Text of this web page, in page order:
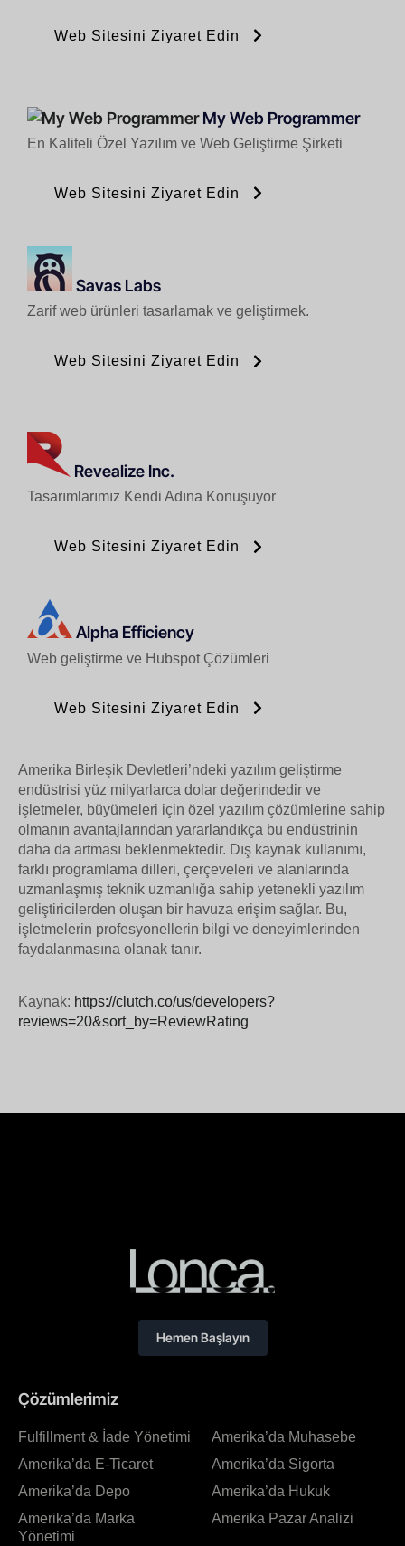
Web Sitesini Ziyaret Edin
My Web Programmer
En Kaliteli Özel Yazılım ve Web Geliştirme Şirketi
Web Sitesini Ziyaret Edin
Savas Labs
Zarif web ürünleri tasarlamak ve geliştirmek.
Web Sitesini Ziyaret Edin
Revealize Inc.
Tasarımlarımız Kendi Adına Konuşuyor
Web Sitesini Ziyaret Edin
Alpha Efficiency
Web geliştirme ve Hubspot Çözümleri
Web Sitesini Ziyaret Edin
Amerika Birleşik Devletleri’ndeki yazılım geliştirme
endüstrisi yüz milyarlarca dolar değerindedir ve
işletmeler, büyümeleri için özel yazılım çözümlerine sahip
olmanın avantajlarından yararlandıkça bu endüstrinin
daha da artması beklenmektedir. Dış kaynak kullanımı,
farklı programlama dilleri, çerçeveleri ve alanlarında
uzmanlaşmış teknik uzmanlığa sahip yetenekli yazılım
geliştiricilerden oluşan bir havuza erişim sağlar. Bu,
işletmelerin profesyonellerin bilgi ve deneyimlerinden
faydalanmasına olanak tanır.
Kaynak: https://clutch.co/us/developers?
reviews=20&sort_by=ReviewRating
Çözümlerimiz
Fulfillment & İade Yönetimi
Amerika’da E-Ticaret
Amerika’da Depo
Amerika’da Marka
Yönetimi
Amerika’da Muhasebe
Amerika’da Sigorta
Amerika’da Hukuk
Amerika Pazar Analizi
Hemen Başlayın